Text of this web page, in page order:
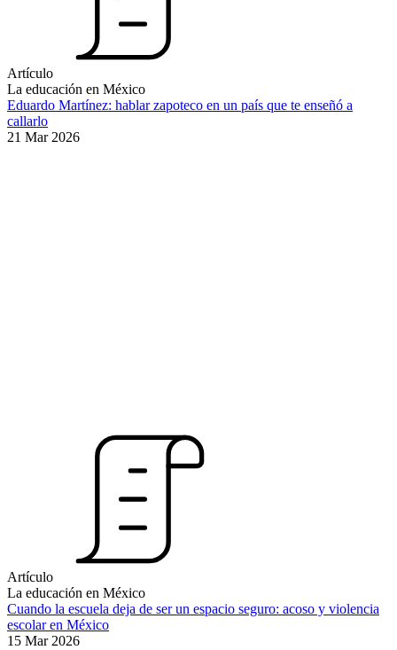
Artículo
La educación en México
Eduardo Martínez: hablar zapoteco en un país que te enseñó a
callarlo
21 Mar 2026
Artículo
La educación en México
Cuando la escuela deja de ser un espacio seguro: acoso y violencia
escolar en México
15 Mar 2026